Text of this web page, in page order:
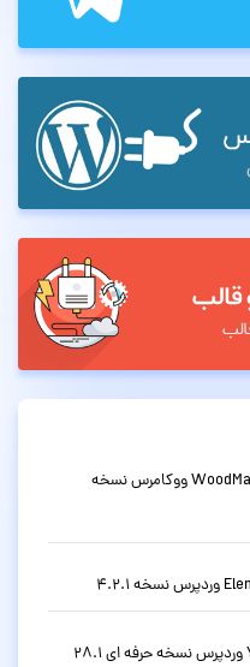
قالب فروشگاهی چندمنظوره وودمارت WoodMart ووکامرس نسخه